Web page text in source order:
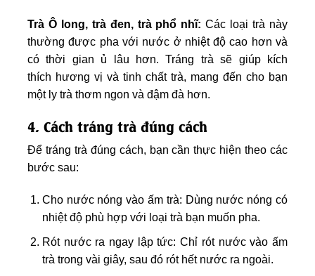
Trà Ô long, trà đen, trà phổ nhĩ:Các loại trà này
thường được pha với nước ở nhiệt độ cao hơn và
có thời gian ủ lâu hơn. Tráng trà sẽ giúp kích
thích hương vị và tinh chất trà, mang đến cho bạn
một ly trà thơm ngon và đậm đà hơn.
4. Cách tráng trà đúng cách
Để tráng trà đúng cách, bạn cần thực hiện theo các
bước sau:
Cho nước nóng vào ấm trà: Dùng nước nóng có
nhiệt độ phù hợp với loại trà bạn muốn pha.
Rót nước ra ngay lập tức: Chỉ rót nước vào ấm
trà trong vài giây, sau đó rót hết nước ra ngoài.